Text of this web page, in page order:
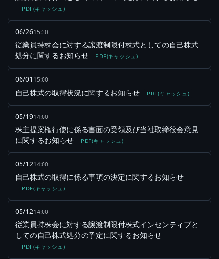
PDF(キャッシュ)
06/2615:30
従業員持株会に対する譲渡制限付株式としての自己株式
処分に関するお知らせ
PDF(キャッシュ)
06/01 15:00
自己株式の取得状況に関するお知らせ PDF(キャッシュ)
05/1914:00
株主提案権行使に係る書面の受領及び当社取締役会意見
に関するお知らせ
PDF(キャッシュ)
05/1214:00
自己株式の取得に係る事項の決定に関するお知らせ
PDF(キャッシュ)
05/1214:00
従業員持株会に対する譲渡制限付株式インセンティブと
しての自己株式処分の予定に関するお知らせ
PDF(キャッシュ)